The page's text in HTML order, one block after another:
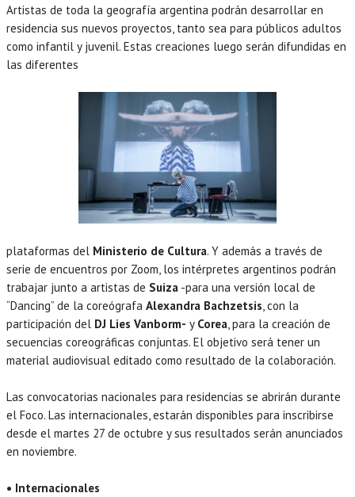
Artistas de toda la geografía argentina podrán desarrollar en
residencia sus nuevos proyectos, tanto sea para públicos adultos
como infantil y juvenil. Estas creaciones luego serán difundidas en
las diferentes
plataformas del Ministerio de Cultura. Y además a través de
serie de encuentros por Zoom, los intérpretes argentinos podrán
trabajar junto a artistas de Suiza -para una versión local de
“Dancing” de la coreógrafa Alexandra Bachzetsis, con la
participación del DJ Lies Vanborm- y Corea, para la creación de
secuencias coreográficas conjuntas. El objetivo será tener un
material audiovisual editado como resultado de la colaboración.
Las convocatorias nacionales para residencias se abrirán durante
el Foco. Las internacionales, estarán disponibles para inscribirse
desde el martes 27 de octubre y sus resultados serán anunciados
en noviembre.
• Internacionales